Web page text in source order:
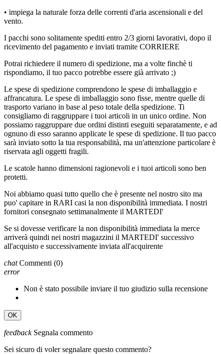
• impiega la naturale forza delle correnti d'aria ascensionali e del
vento.
I pacchi sono solitamente spediti entro 2/3 giorni lavorativi, dopo il
ricevimento del pagamento e inviati tramite CORRIERE
Potrai richiedere il numero di spedizione, ma a volte finchè ti
rispondiamo, il tuo pacco potrebbe essere già arrivato ;)
Le spese di spedizione comprendono le spese di imballaggio e
affrancatura. Le spese di imballaggio sono fisse, mentre quelle di
trasporto variano in base al peso totale della spedizione. Ti
consigliamo di raggruppare i tuoi articoli in un unico ordine. Non
possiamo raggruppare due ordini distinti eseguiti separatamente, e ad
ognuno di esso saranno applicate le spese di spedizione. Il tuo pacco
sarà inviato sotto la tua responsabilità, ma un'attenzione particolare è
riservata agli oggetti fragili.
Le scatole hanno dimensioni ragionevoli e i tuoi articoli sono ben
protetti.
Noi abbiamo quasi tutto quello che è presente nel nostro sito ma
puo' capitare in RARI casi la non disponibilità immediata. I nostri
fornitori consegnato settimanalmente il MARTEDI'
Se si dovesse verificare la non disponibilità immediata la merce
arriverà quindi nei nostri magazzini il MARTEDI' successivo
all'acquisto e successivamente inviata all'acquirente
chat Commenti (0)
error
Non è stato possibile inviare il tuo giudizio sulla recensione
OK
feedback Segnala commento
Sei sicuro di voler segnalare questo commento?